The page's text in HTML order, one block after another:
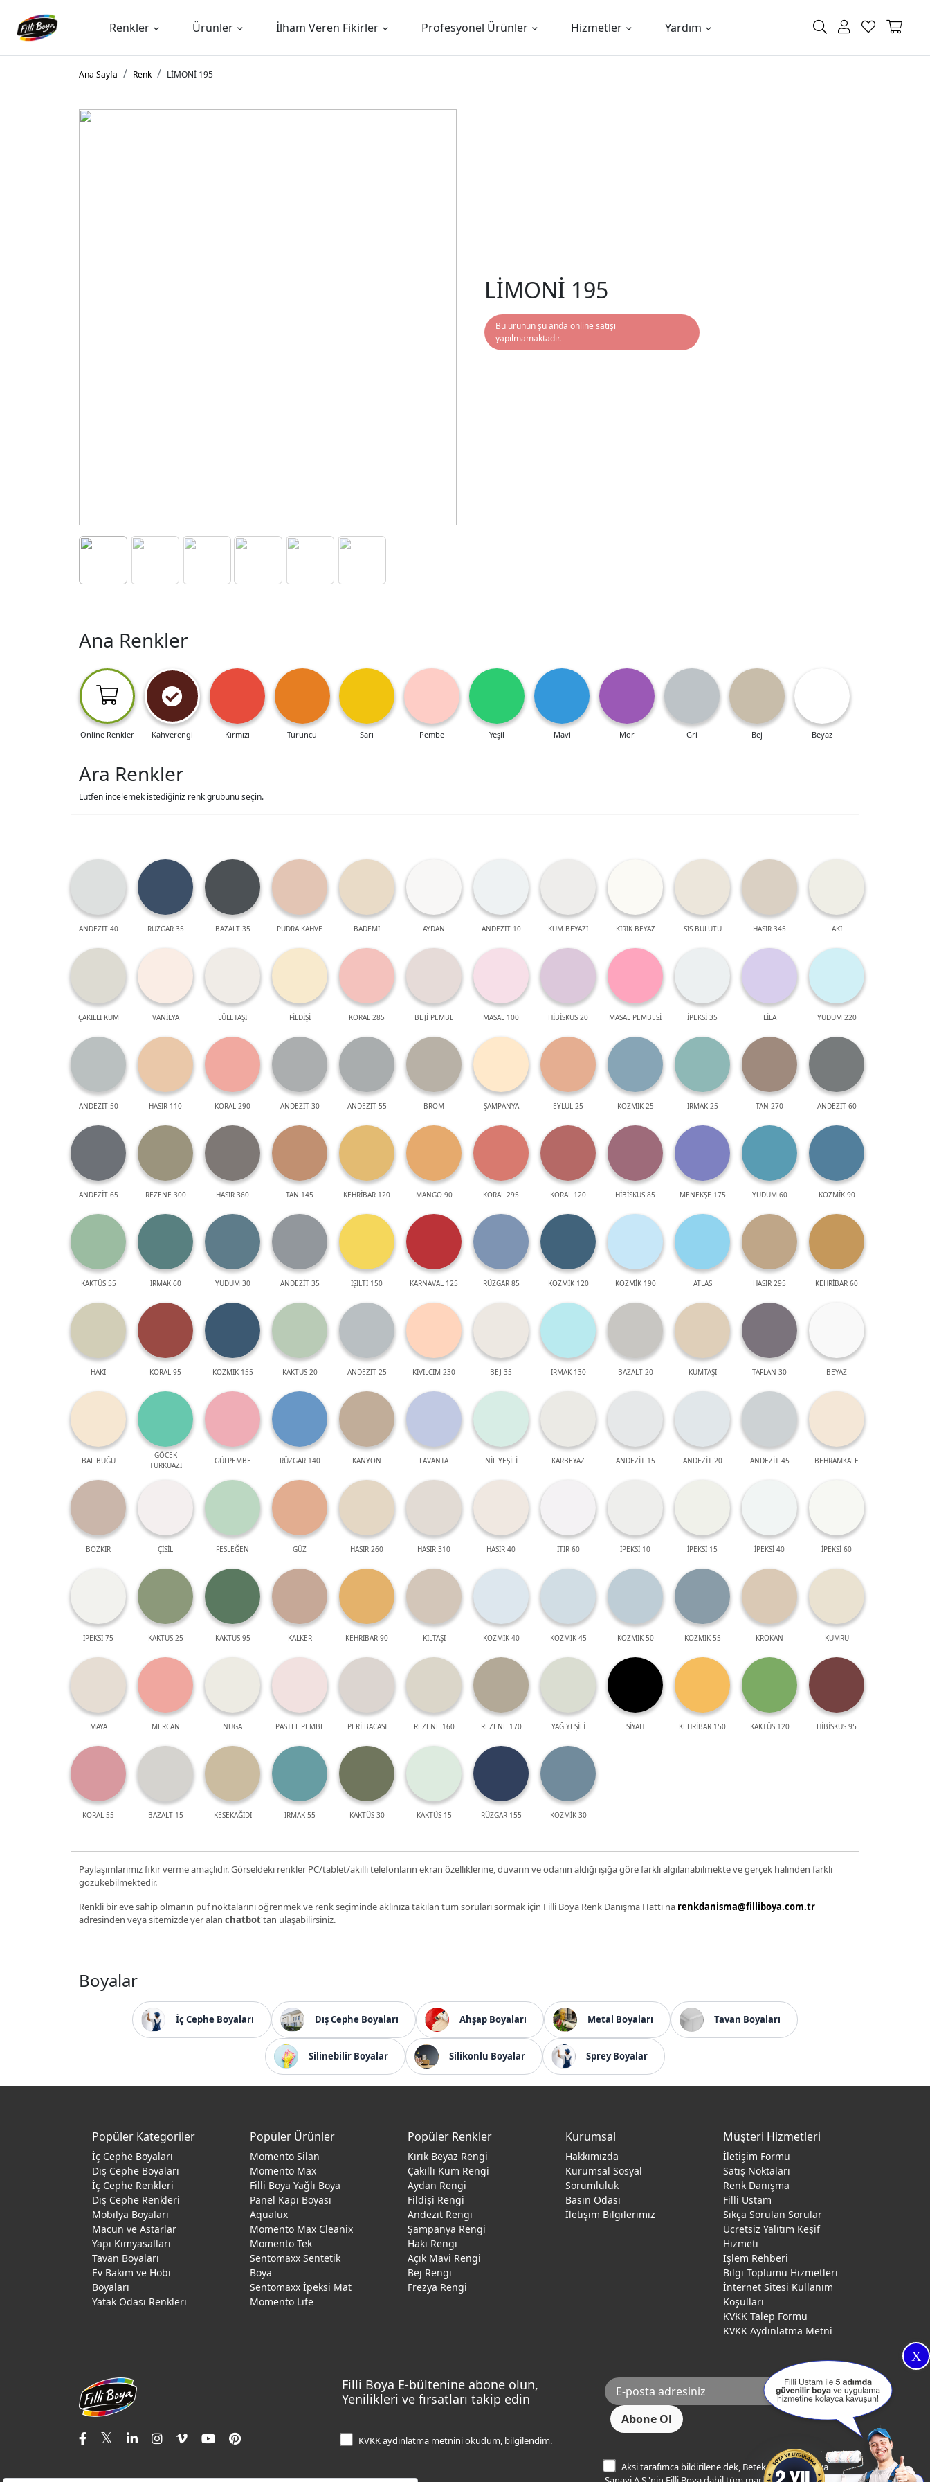
Renkler Ürünler İlham Veren Fikirler Profesyonel Ürünler Hizmetler Yardım
Ana Sayfa Renk LİMONİ 195
LİMONİ 195
Bu ürünün şu anda online satışı
yapılmamaktadır.
Ana Renkler
Online Renkler Kahverengi Kırmızı Turuncu Sarı Pembe Yeşil Mavi Mor Gri Bej Beyaz
Ara Renkler
Lütfen incelemek istediğiniz renk grubunu seçin.
ANDEZİT 40 RÜZGAR 35 BAZALT 35 PUDRA KAHVE BADEMİ AYDAN ANDEZİT 10 KUM BEYAZI KIRIK BEYAZ SİS BULUTU HASIR 345 AKİ
ÇAKILLI KUM VANİLYA LÜLETAŞI FİLDİŞİ KORAL 285 BEJİ PEMBE MASAL 100 HİBİSKUS 20 MASAL PEMBESİ İPEKSİ 35 LİLA YUDUM 220
ANDEZİT 50 HASIR 110 KORAL 290 ANDEZİT 30 ANDEZİT 55 BROM ŞAMPANYA EYLÜL 25 KOZMİK 25 IRMAK 25 TAN 270 ANDEZİT 60
ANDEZİT 65 REZENE 300 HASIR 360 TAN 145 KEHRİBAR 120 MANGO 90 KORAL 295 KORAL 120 HİBİSKUS 85 MENEKŞE 175 YUDUM 60 KOZMİK 90
KAKTÜS 55 IRMAK 60 YUDUM 30 ANDEZİT 35 IŞILTI 150 KARNAVAL 125 RÜZGAR 85 KOZMİK 120 KOZMİK 190 ATLAS HASIR 295 KEHRİBAR 60
HAKİ KORAL 95 KOZMİK 155 KAKTÜS 20 ANDEZİT 25 KIVILCIM 230 BEJ 35 IRMAK 130 BAZALT 20 KUMTAŞI TAFLAN 30 BEYAZ
BAL BUĞU
GÖCEK
TURKUAZI
GÜLPEMBE RÜZGAR 140 KANYON LAVANTA NİL YEŞİLİ KARBEYAZ ANDEZİT 15 ANDEZİT 20 ANDEZİT 45 BEHRAMKALE
BOZKIR ÇİSİL FESLEĞEN GÜZ HASIR 260 HASIR 310 HASIR 40 ITIR 60 İPEKSİ 10 İPEKSİ 15 İPEKSİ 40 İPEKSİ 60
İPEKSİ 75 KAKTÜS 25 KAKTÜS 95 KALKER KEHRİBAR 90 KİLTAŞI KOZMİK 40 KOZMİK 45 KOZMİK 50 KOZMİK 55 KROKAN KUMRU
MAYA MERCAN NUGA PASTEL PEMBE PERİ BACASI REZENE 160 REZENE 170 YAĞ YEŞİLİ SİYAH KEHRİBAR 150 KAKTÜS 120 HİBİSKUS 95
KORAL 55 BAZALT 15 KESEKAĞIDI IRMAK 55 KAKTÜS 30 KAKTÜS 15 RÜZGAR 155 KOZMİK 30
Paylaşımlarımız fikir verme amaçlıdır. Görseldeki renkler PC/tablet/akıllı telefonların ekran özelliklerine, duvarın ve odanın aldığı ışığa göre farklı algılanabilmekte ve gerçek halinden farklı
gözükebilmektedir.
Renkli bir eve sahip olmanın püf noktalarını öğrenmek ve renk seçiminde aklınıza takılan tüm soruları sormak için Filli Boya Renk Danışma Hattı'na renkdanisma@filliboya.com.tr
adresinden veya sitemizde yer alan chatbot'tan ulaşabilirsiniz.
Boyalar
İç Cephe Boyaları Dış Cephe Boyaları Ahşap Boyaları Metal Boyaları Tavan Boyaları
Silinebilir Boyalar Silikonlu Boyalar Sprey Boyalar
X
Popüler Kategoriler
İç Cephe Boyaları
Dış Cephe Boyaları
İç Cephe Renkleri
Dış Cephe Renkleri
Mobilya Boyaları
Macun ve Astarlar
Yapı Kimyasalları
Tavan Boyaları
Ev Bakım ve Hobi
Boyaları
Yatak Odası Renkleri
Popüler Ürünler
Momento Silan
Momento Max
Filli Boya Yağlı Boya
Panel Kapı Boyası
Aqualux
Momento Max Cleanix
Momento Tek
Sentomaxx Sentetik
Boya
Sentomaxx İpeksi Mat
Momento Life
Popüler Renkler
Kırık Beyaz Rengi
Çakıllı Kum Rengi
Aydan Rengi
Fildişi Rengi
Andezit Rengi
Şampanya Rengi
Haki Rengi
Açık Mavi Rengi
Bej Rengi
Frezya Rengi
Kurumsal
Hakkımızda
Kurumsal Sosyal
Sorumluluk
Basın Odası
İletişim Bilgilerimiz
Müşteri Hizmetleri
İletişim Formu
Satış Noktaları
Renk Danışma
Filli Ustam
Sıkça Sorulan Sorular
Ücretsiz Yalıtım Keşif
Hizmeti
İşlem Rehberi
Bilgi Toplumu Hizmetleri
İnternet Sitesi Kullanım
Koşulları
KVKK Talep Formu
KVKK Aydınlatma Metni
Filli Boya E-bültenine abone olun,
Yenilikleri ve fırsatları takip edin
KVKK aydınlatma metniniokudum, bilgilendim.
Aksi tarafımca bildirilene dek, Betek Boya ve Kimya